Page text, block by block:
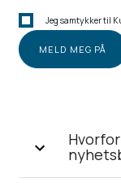
Jeg samtykker til